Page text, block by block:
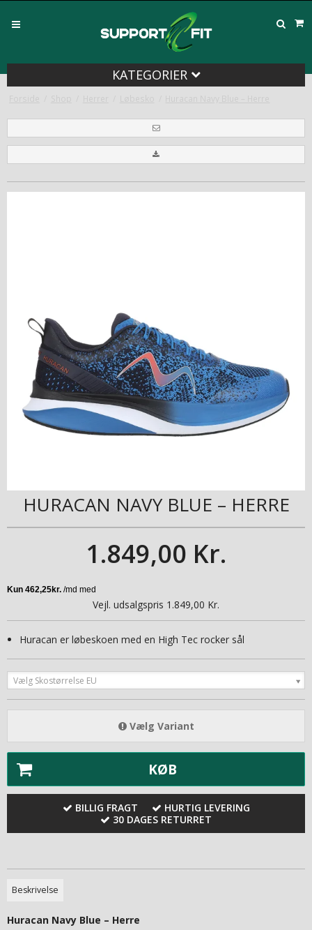
KATEGORIER
HURACAN NAVY BLUE – HERRE
1.849,00 Kr.
Vejl. udsalgspris 1.849,00 Kr.
Huracan er løbeskoen med en High Tec rocker sål
Vælg Skostørrelse EU
Vælg Variant
KØB
BILLIG FRAGT
HURTIG LEVERING
30 DAGES RETURRET
Beskrivelse
Huracan Navy Blue – Herre